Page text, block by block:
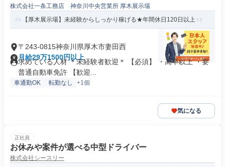
株式会社一条工務店 神奈川中央営業所 厚木展示場
【厚木展示場】未経験からしっかり稼げる★年間休日120日以上
〒243-0815神奈川県厚木市妻田西
月給29万1500円以上
求めている人材 ＊未経験者歓迎＊ 【必須】 ・高卒以上 ・要
普通自動車免許 【歓迎...
車通勤OK 転勤なし +1個
気になる
正社員
お休みや案件が選べる中型ドライバー
株式会社シースリー